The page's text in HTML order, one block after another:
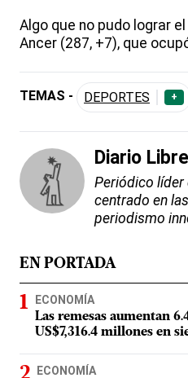
Algo que no pudo lograr
Ancer (287, +7), que
TEMAS - DEPORTES +
Diario Libre
Periódico líder
centrado en
periodismo
EN PORTADA
ECONOMÍA
Las remesas aumentan
US$7,316.4 millones en
ECONOMÍA